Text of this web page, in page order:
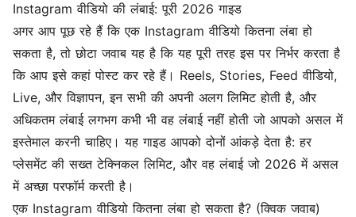
Instagram वीडियो की लंबाई: पूरी 2026 गाइड
अगर आप पूछ रहे हैं कि एक Instagram वीडियो कितना लंबा हो
सकता है, तो छोटा जवाब यह है कि यह पूरी तरह इस पर निर्भर करता है
कि आप इसे कहां पोस्ट कर रहे हैं। Reels, Stories, Feed वीडियो,
Live, और विज्ञापन, इन सभी की अपनी अलग लिमिट होती है, और
अधिकतम लंबाई लगभग कभी भी वह लंबाई नहीं होती जो आपको असल में
इस्तेमाल करनी चाहिए। यह गाइड आपको दोनों आंकड़े देता है: हर
प्लेसमेंट की सख्त टेक्निकल लिमिट, और वह लंबाई जो 2026 में असल
में अच्छा परफॉर्म करती है।
एक Instagram वीडियो कितना लंबा हो सकता है? (क्विक जवाब)